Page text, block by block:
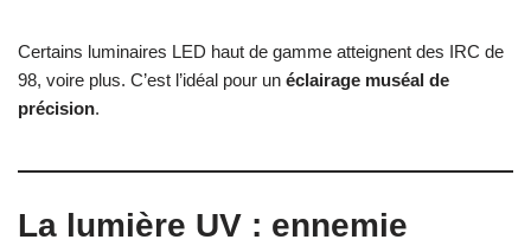
Certains luminaires LED haut de gamme atteignent des IRC de
98, voire plus. C’est l’idéal pour un éclairage muséal de
précision.
La lumière UV : ennemie